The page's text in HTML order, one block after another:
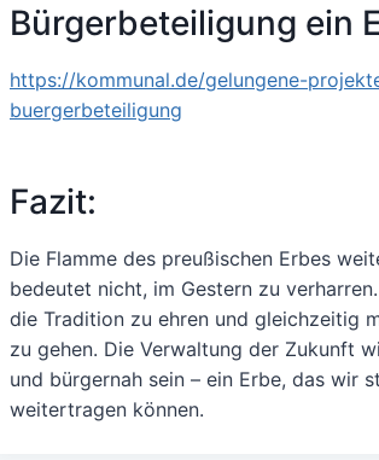
Bürgerbeteiligung ein
https://kommunal.de/gelungene-
buergerbeteiligung
Fazit:
Die Flamme des preußischen Erbes
bedeutet nicht, im Gestern zu
die Tradition zu ehren und gleichzeitig
zu gehen. Die Verwaltung der Zukunft
und bürgernah sein – ein Erbe, das wir
weitertragen können.